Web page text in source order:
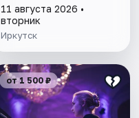
11 августа 2026 •
вторник
Иркутск
от 1 500 ₽